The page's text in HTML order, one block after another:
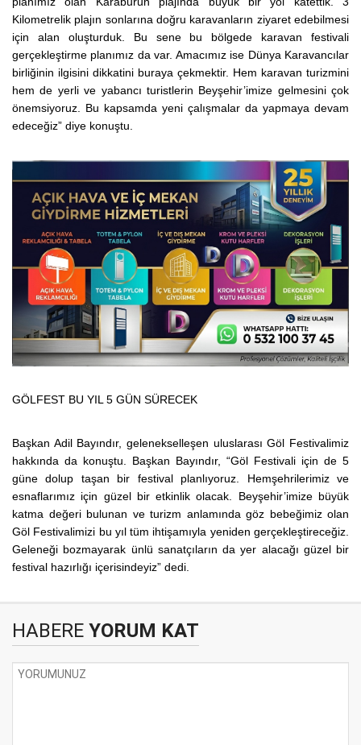
Kilometrelik plajın sonlarına doğru karavanların ziyaret edebilmesi
için alan oluşturduk. Bu sene bu bölgede karavan festivali
gerçekleştirme planımız da var. Amacımız ise Dünya Karavancılar
birliğinin ilgisini dikkatini buraya çekmektir. Hem karavan turizmini
hem de yerli ve yabancı turistlerin Beyşehir’imize gelmesini çok
önemsiyoruz. Bu kapsamda yeni çalışmalar da yapmaya devam
edeceğiz” diye konuştu.
GÖLFEST BU YIL 5 GÜN SÜRECEK
Başkan Adil Bayındır, gelenekselleşen uluslarası Göl Festivalimiz
hakkında da konuştu. Başkan Bayındır, “Göl Festivali için de 5
güne dolup taşan bir festival planlıyoruz. Hemşehrilerimiz ve
esnaflarımız için güzel bir etkinlik olacak. Beyşehir’imize büyük
katma değeri bulunan ve turizm anlamında göz bebeğimiz olan
Göl Festivalimizi bu yıl tüm ihtişamıyla yeniden gerçekleştireceğiz.
Geleneği bozmayarak ünlü sanatçıların da yer alacağı güzel bir
festival hazırlığı içerisindeyiz” dedi.
HABERE YORUM KAT